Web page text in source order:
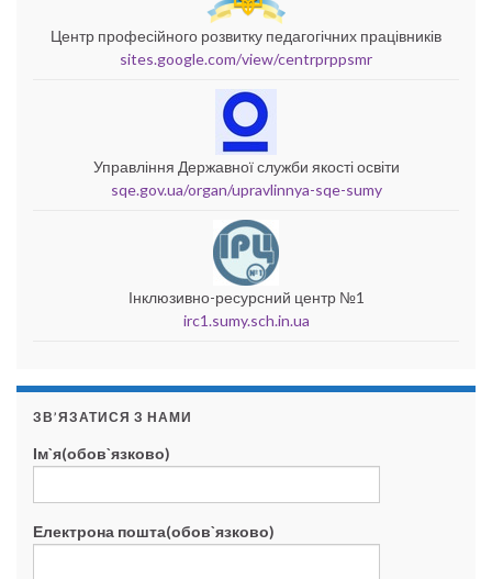
Центр професійного розвитку педагогічних працівників
sites.google.com/view/centrprppsmr
Управління Державної служби якості освіти
sqe.gov.ua/organ/upravlinnya-sqe-sumy
Інклюзивно-ресурсний центр №1
irc1.sumy.sch.in.ua
ЗВ’ЯЗАТИСЯ З НАМИ
Ім`я(обов`язково)
Електрона пошта(обов`язково)